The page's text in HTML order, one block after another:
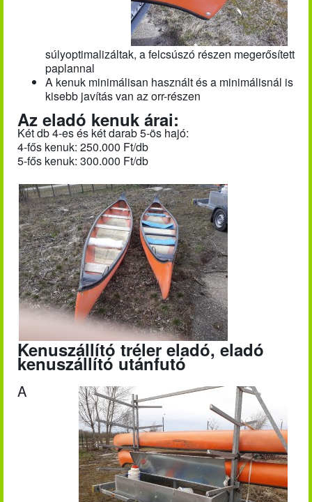
súlyoptimalizáltak, a felcsúszó részen megerősített
paplannal
A kenuk minimálisan használt és a minimálisnál is
kisebb javítás van az orr-részen
Az eladó kenuk árai:
Két db 4-es és két darab 5-ös hajó:
4-fős kenuk: 250.000 Ft/db
5-fős kenuk: 300.000 Ft/db
Kenuszállító tréler eladó, eladó
kenuszállító utánfutó
A